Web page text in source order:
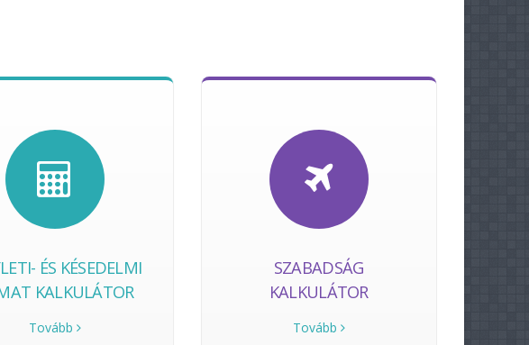
ÉS KÉSEDELMI
KALKULÁTOR
Tovább
SZABADSÁG
KALKULÁTOR
Tovább